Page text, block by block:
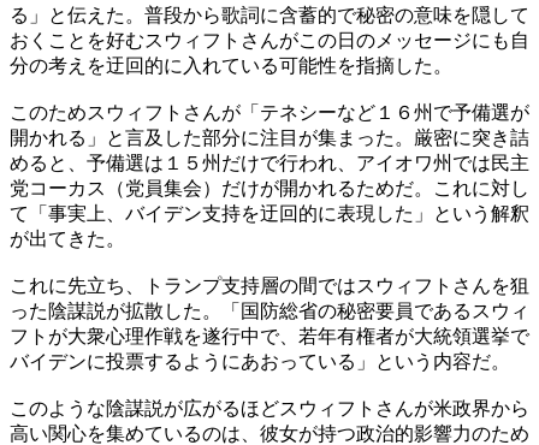
る」と伝えた。普段から歌詞に含蓄的で秘密の意味を隠して
おくことを好むスウィフトさんがこの日のメッセージにも自
分の考えを迂回的に入れている可能性を指摘した。
このためスウィフトさんが「テネシーなど１６州で予備選が
開かれる」と言及した部分に注目が集まった。厳密に突き詰
めると、予備選は１５州だけで行われ、アイオワ州では民主
党コーカス（党員集会）だけが開かれるためだ。これに対し
て「事実上、バイデン支持を迂回的に表現した」という解釈
が出てきた。
これに先立ち、トランプ支持層の間ではスウィフトさんを狙
った陰謀説が拡散した。「国防総省の秘密要員であるスウィ
フトが大衆心理作戦を遂行中で、若年有権者が大統領選挙で
バイデンに投票するようにあおっている」という内容だ。
このような陰謀説が広がるほどスウィフトさんが米政界から
高い関心を集めているのは、彼女が持つ政治的影響力のため